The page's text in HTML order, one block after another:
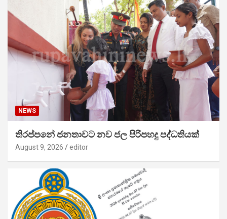
NEWS
තිරප්පනේ ජනතාවට නව ජල පිරිපහදු පද්ධතියක්
August 9, 2026 editor